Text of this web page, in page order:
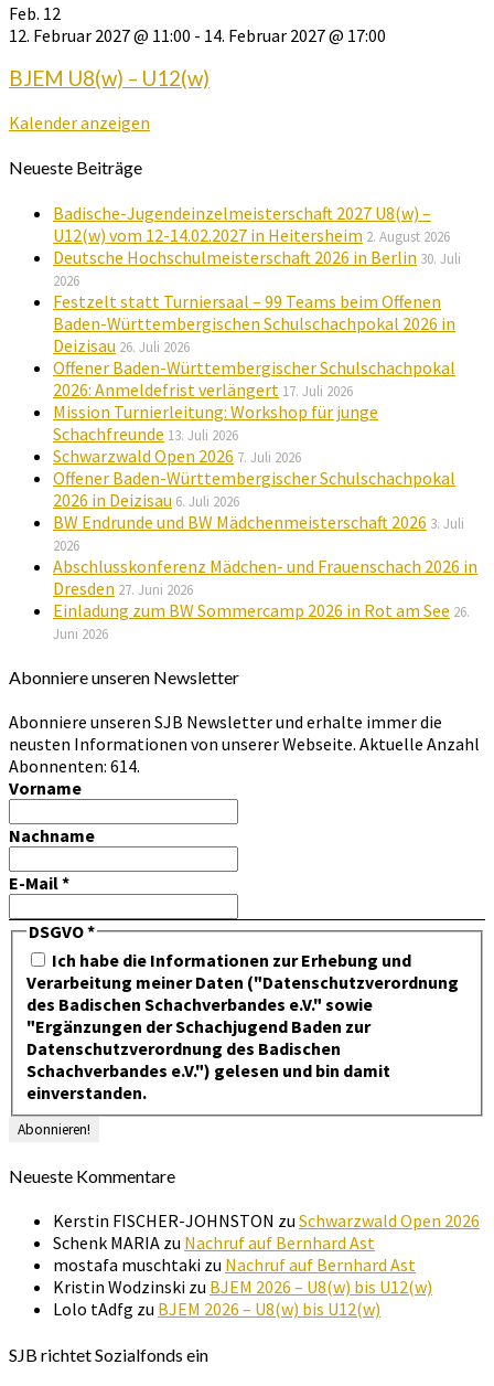
Feb. 12
12. Februar 2027 @ 11:00 - 14. Februar 2027 @ 17:00
BJEM U8(w) – U12(w)
Kalender anzeigen
Neueste Beiträge
Badische-Jugendeinzelmeisterschaft 2027 U8(w) –
U12(w) vom 12-14.02.2027 in Heitersheim 2. August 2026
Deutsche Hochschulmeisterschaft 2026 in Berlin 30. Juli
2026
Festzelt statt Turniersaal – 99 Teams beim Offenen
Baden-Württembergischen Schulschachpokal 2026 in
Deizisau 26. Juli 2026
Offener Baden-Württembergischer Schulschachpokal
2026: Anmeldefrist verlängert 17. Juli 2026
Mission Turnierleitung: Workshop für junge
Schachfreunde 13. Juli 2026
Schwarzwald Open 2026 7. Juli 2026
Offener Baden-Württembergischer Schulschachpokal
2026 in Deizisau 6. Juli 2026
BW Endrunde und BW Mädchenmeisterschaft 2026 3. Juli
2026
Abschlusskonferenz Mädchen- und Frauenschach 2026 in
Dresden 27. Juni 2026
Einladung zum BW Sommercamp 2026 in Rot am See 26.
Juni 2026
Abonniere unseren Newsletter
Abonniere unseren SJB Newsletter und erhalte immer die
neusten Informationen von unserer Webseite. Aktuelle Anzahl
Abonnenten: 614.
Vorname
Nachname
E-Mail*
DSGVO*
Ich habe die Informationen zur Erhebung und
Verarbeitung meiner Daten ("Datenschutzverordnung
des Badischen Schachverbandes e.V." sowie
"Ergänzungen der Schachjugend Baden zur
Datenschutzverordnung des Badischen
Schachverbandes e.V.") gelesen und bin damit
einverstanden.
Neueste Kommentare
Kerstin FISCHER-JOHNSTON zu Schwarzwald Open 2026
Schenk MARIA zu Nachruf auf Bernhard Ast
mostafa muschtaki zu Nachruf auf Bernhard Ast
Kristin Wodzinski zu BJEM 2026 – U8(w) bis U12(w)
Lolo tAdfg zu BJEM 2026 – U8(w) bis U12(w)
SJB richtet Sozialfonds ein